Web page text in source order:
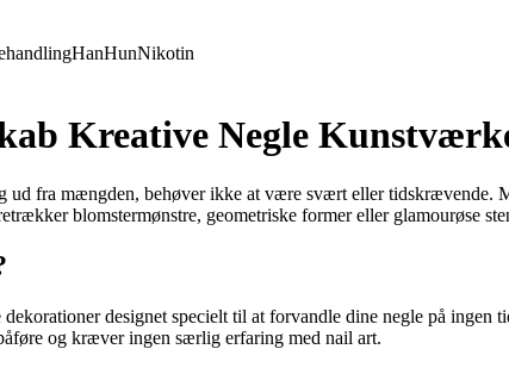
HanHunNikotin
Kreative Negle
ud fra mængden, behøver ikke at være svært eller tidskrævende.
blomstermønstre, geometriske former eller glamourøse
designet specielt til at forvandle dine negle på
og kræver ingen særlig erfaring med nail art.